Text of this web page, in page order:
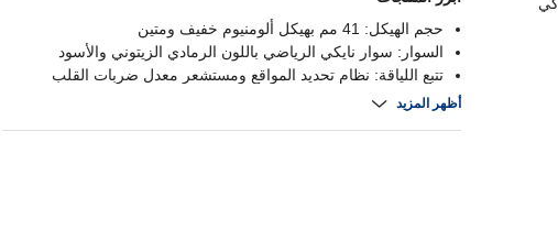
حجم الهيكل: 41 مم بهيكل ألومنيوم خفيف ومتين
السوار: سوار نايكي الرياضي باللون الرمادي الزيتوني والأسود
تتبع اللياقة: نظام تحديد المواقع ومستشعر معدل ضربات القلب
التطبيق: تكامل سلس مع تطبيق نايكي رن كلوب
أظهر المزيد